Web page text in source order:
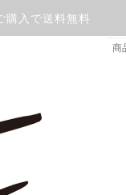
購入で送料無料